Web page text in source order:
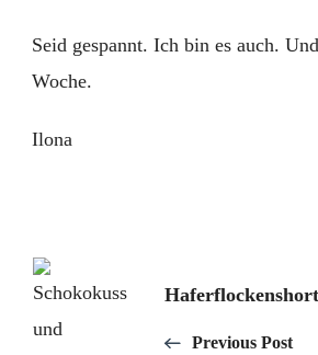
Seid gespannt. Ich bin es auch.
Woche.
Ilona
Post
NavigationPrevious Post